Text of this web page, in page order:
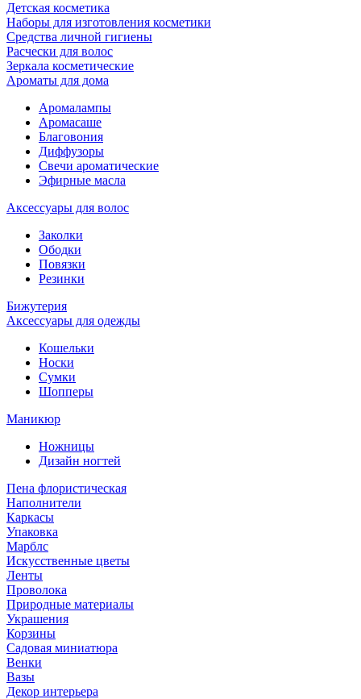
Детская косметика
Наборы для изготовления косметики
Средства личной гигиены
Расчески для волос
Зеркала косметические
Ароматы для дома
Аромалампы
Аромасаше
Благовония
Диффузоры
Свечи ароматические
Эфирные масла
Аксессуары для волос
Заколки
Ободки
Повязки
Резинки
Бижутерия
Аксессуары для одежды
Кошельки
Носки
Сумки
Шопперы
Маникюр
Ножницы
Дизайн ногтей
Пена флористическая
Наполнители
Каркасы
Упаковка
Марблс
Искусственные цветы
Ленты
Проволока
Природные материалы
Украшения
Корзины
Садовая миниатюра
Венки
Вазы
Декор интерьера